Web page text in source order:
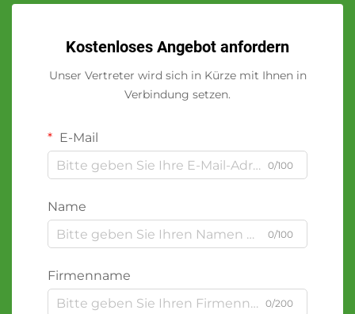
Kostenloses Angebot anfordern
Unser Vertreter wird sich in Kürze mit Ihnen in
Verbindung setzen.
E-Mail
0/100
Name
0/100
Firmenname
0/200